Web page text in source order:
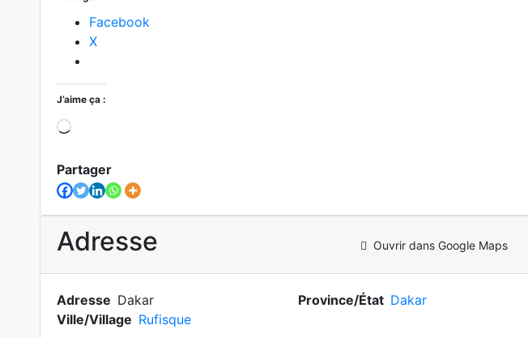
Facebook
X
J’aime ça :
Partager
Adresse Ouvrir dans Google Maps
Adresse Dakar Province/État Dakar
Ville/Village Rufisque